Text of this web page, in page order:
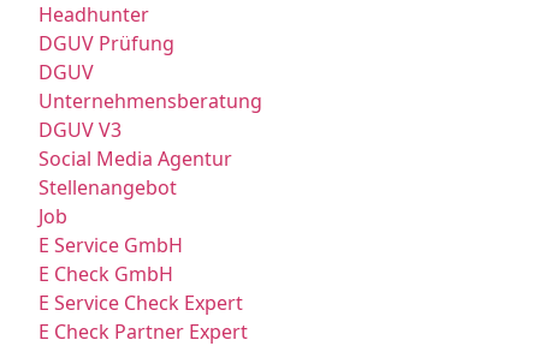
Headhunter
DGUV Prüfung
DGUV
Unternehmensberatung
DGUV V3
Social Media Agentur
Stellenangebot
Job
E Service GmbH
E Check GmbH
E Service Check Expert
E Check Partner Expert